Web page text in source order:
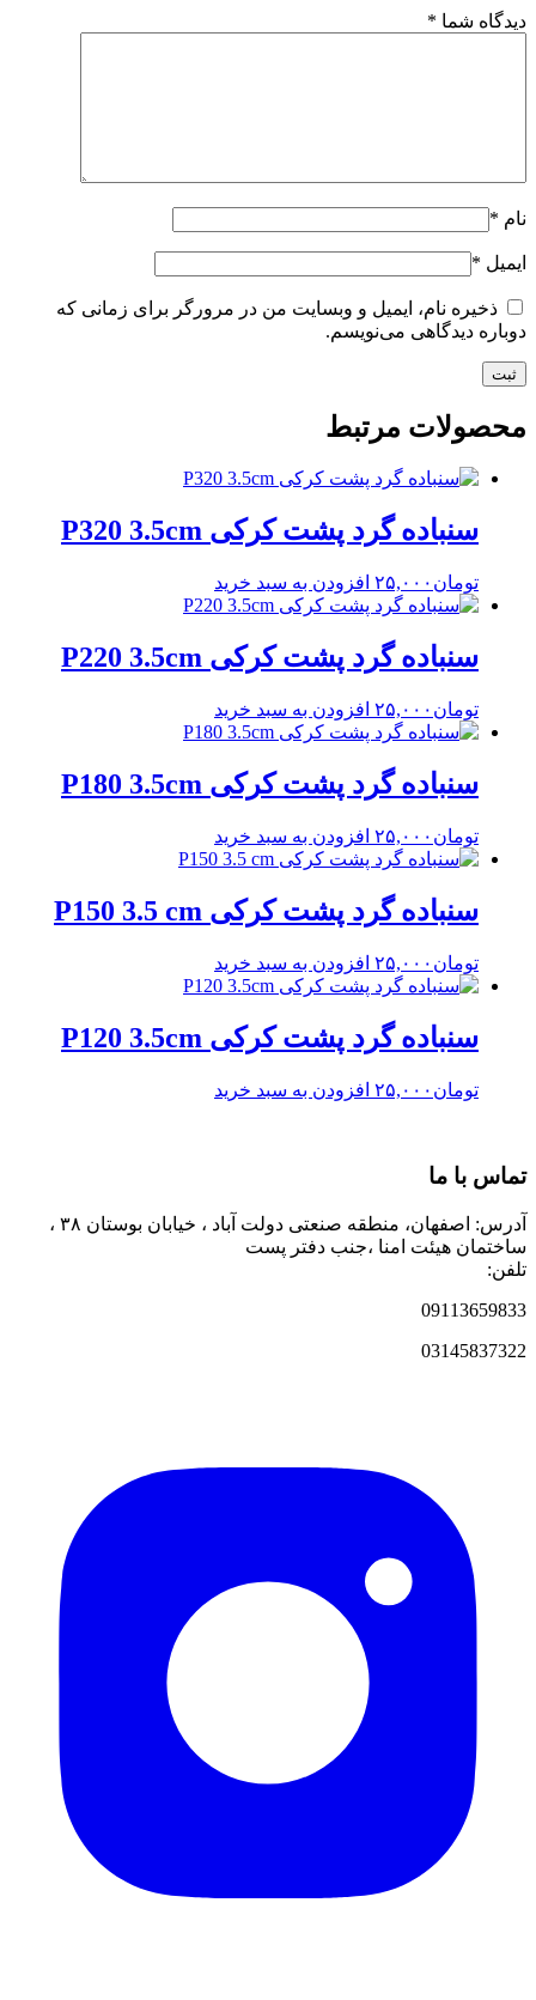
دیدگاه شما *
نام *
ایمیل *
ذخیره نام، ایمیل و وبسایت من در مرورگر برای زمانی که
دوباره دیدگاهی می‌نویسم.
محصولات مرتبط
سنباده گرد پشت کرکی P320 3.5cm
تومان ۲۵,۰۰۰ افزودن به سبد خرید
سنباده گرد پشت کرکی P220 3.5cm
تومان ۲۵,۰۰۰ افزودن به سبد خرید
سنباده گرد پشت کرکی P180 3.5cm
تومان ۲۵,۰۰۰ افزودن به سبد خرید
سنباده گرد پشت کرکی P150 3.5 cm
تومان ۲۵,۰۰۰ افزودن به سبد خرید
سنباده گرد پشت کرکی P120 3.5cm
تومان ۲۵,۰۰۰ افزودن به سبد خرید
تماس با ما
آدرس: اصفهان، منطقه صنعتی دولت آباد ، خیابان بوستان ۳۸ ،
ساختمان هیئت امنا ،جنب دفتر پست
تلفن:
09113659833
03145837322